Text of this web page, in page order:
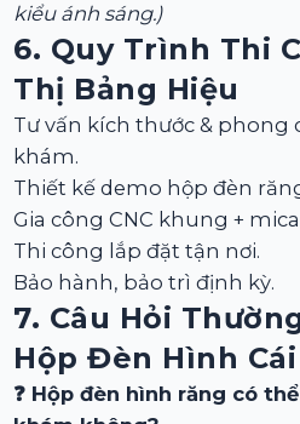
kiểu ánh sáng.)
6. Quy Trình Thi
Thị Bảng Hiệu
Tư vấn kích thước &
khám.
Thiết kế demo hộp đèn
Gia công CNC khung + mica
Thi công lắp đặt tận nơi.
Bảo hành, bảo trì định kỳ.
7. Câu Hỏi
Hộp Đèn Hình
❓ Hộp đèn hình răng có